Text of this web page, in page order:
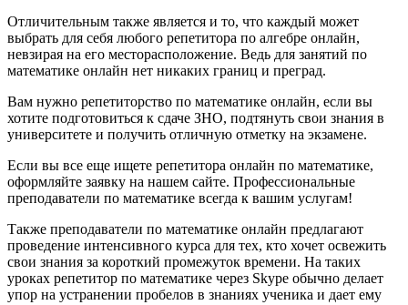
Отличительным также является и то, что каждый может
выбрать для себя любого репетитора по алгебре онлайн,
невзирая на его месторасположение. Ведь для занятий по
математике онлайн нет никаких границ и преград.
Вам нужно репетиторство по математике онлайн, если вы
хотите подготовиться к сдаче ЗНО, подтянуть свои знания в
университете и получить отличную отметку на экзамене.
Если вы все еще ищете репетитора онлайн по математике,
оформляйте заявку на нашем сайте. Профессиональные
преподаватели по математике всегда к вашим услугам!
Также преподаватели по математике онлайн предлагают
проведение интенсивного курса для тех, кто хочет освежить
свои знания за короткий промежуток времени. На таких
уроках репетитор по математике через Skype обычно делает
упор на устранении пробелов в знаниях ученика и дает ему